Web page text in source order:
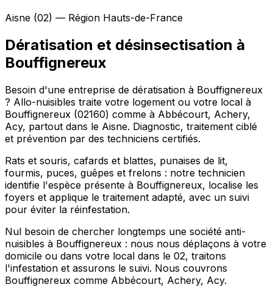
Aisne (02) — Région Hauts-de-France
Dératisation et désinsectisation à
Bouffignereux
Besoin d'une entreprise de dératisation à Bouffignereux
? Allo-nuisibles traite votre logement ou votre local à
Bouffignereux (02160) comme à Abbécourt, Achery,
Acy, partout dans le Aisne. Diagnostic, traitement ciblé
et prévention par des techniciens certifiés.
Rats et souris, cafards et blattes, punaises de lit,
fourmis, puces, guêpes et frelons : notre technicien
identifie l'espèce présente à Bouffignereux, localise les
foyers et applique le traitement adapté, avec un suivi
pour éviter la réinfestation.
Nul besoin de chercher longtemps une société anti-
nuisibles à Bouffignereux : nous nous déplaçons à votre
domicile ou dans votre local dans le 02, traitons
l'infestation et assurons le suivi. Nous couvrons
Bouffignereux comme Abbécourt, Achery, Acy.